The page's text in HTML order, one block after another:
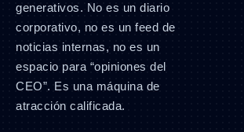
generativos. No es un diario
corporativo, no es un feed de
noticias internas, no es un
espacio para “opiniones del
CEO”. Es una máquina de
atracción calificada.